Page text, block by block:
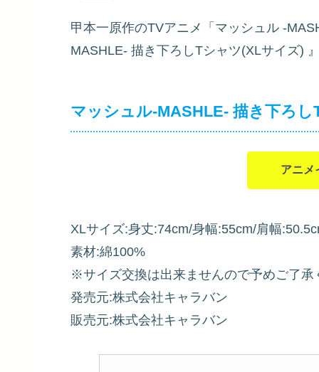
甲本一原作のTVアニメ「マッシュル -
MASHLE- 描き下ろしTシャツ(XLサイズ)
マッシュル-MASHLE- 描き下ろ
アニメ
XLサイズ:身丈:74cm/身幅:55cm/肩幅
素材:綿100%
※サイズ交換は出来ませんので予めご了承
発売元:株式会社キャラバン
販売元:株式会社キャラバン